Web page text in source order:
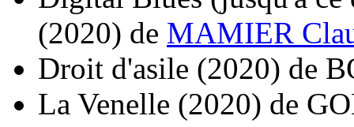
(2020) de MAMIER
Droit d'asile (2020) de
La Venelle (2020) de